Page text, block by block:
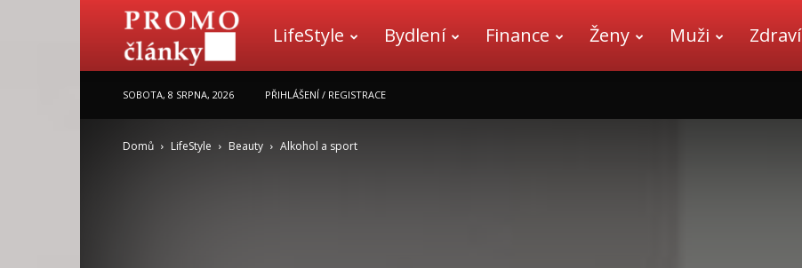
Promo
LifeStyle Bydlení Finance Ženy Muži Zdraví
SOBOTA, 8 SRPNA, 2026 PŘIHLÁŠENÍ / REGISTRACE
Domů LifeStyle Beauty Alkohol a sport